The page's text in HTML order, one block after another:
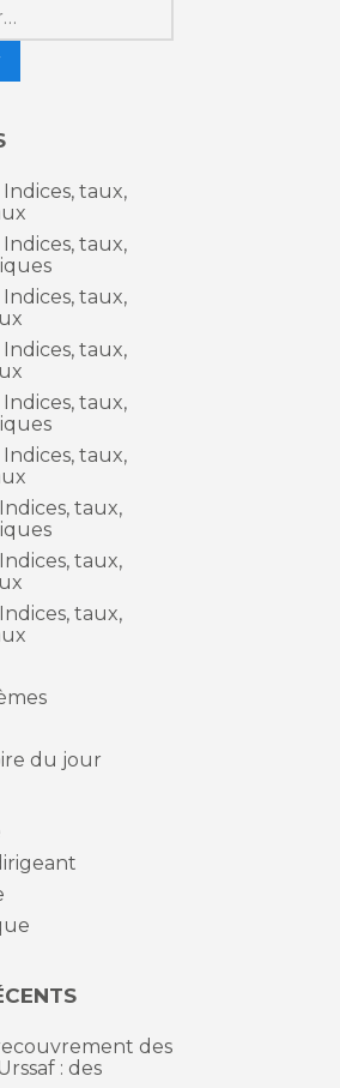
taux,
taux,
taux,
taux,
taux,
taux,
taux,
taux,
taux,
du jour
des
: des